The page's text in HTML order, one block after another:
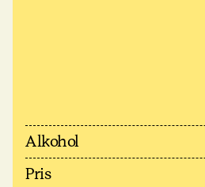
Alkohol
Pris